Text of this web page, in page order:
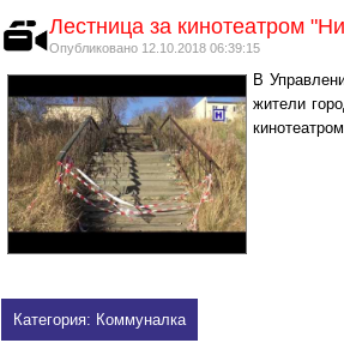
Лестница за кинотеатром
Опубликовано 12.10.2018 06:39:15
В
жители
Категория: Коммуналка